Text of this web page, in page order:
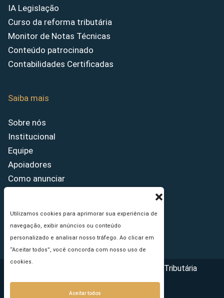
Utilizamos cookies para aprimorar sua experiência de
navegação, exibir anúncios ou conteúdo
personalizado e analisar nosso tráfego. Ao clicar em
“Aceitar todos”, você concorda com nosso uso de
cookies.
Aceitar todos
IA Legislação
Curso da reforma tributária
Monitor de Notas Técnicas
Conteúdo patrocinado
Contabilidades Certificadas
Saiba mais
Sobre nós
Institucional
Equipe
Apoiadores
Como anunciar
Princípios Editoriais
Copyright © 2026 - Portal da Reforma Tributária